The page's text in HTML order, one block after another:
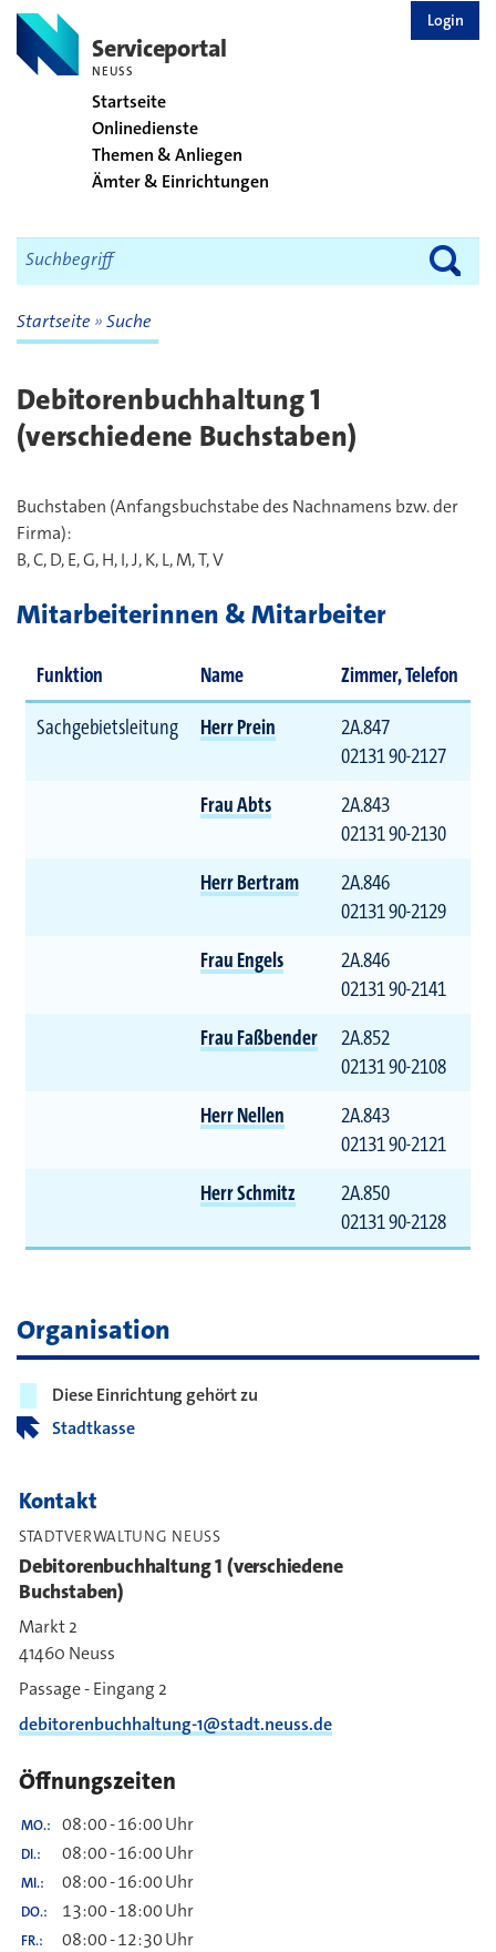
Serviceportal
NEUSS
Startseite
Onlinedienste
Themen & Anliegen
Ämter & Einrichtungen
Login
Startseite Suche
Debitorenbuchhaltung 1
(verschiedene Buchstaben)
Buchstaben (Anfangsbuchstabe des Nachnamens bzw. der
Firma):
B, C, D, E, G, H, I, J, K, L, M, T, V
Mitarbeiterinnen & Mitarbeiter
Funktion Name
Zimmer, Telefon
Sachgebietsleitung
Herr Prein
2A.847
02131 90-2127
Frau Abts
2A.843
02131 90-2130
Herr Bertram
2A.846
02131 90-2129
Frau Engels
2A.846
02131 90-2141
Frau Faßbender
2A.852
02131 90-2108
Herr Nellen
2A.843
02131 90-2121
Herr Schmitz
2A.850
02131 90-2128
Organisation
Diese Einrichtung gehört zu
Stadtkasse
Kontakt
STADTVERWALTUNG NEUSS
Debitorenbuchhaltung 1 (verschiedene
Buchstaben)
Markt 2
41460 Neuss
Passage - Eingang 2
debitorenbuchhaltung-1@stadt.neuss.de
Öffnungszeiten
MO. 08:00-16:00Uhr
DI. 08:00-16:00Uhr
MI. 08:00-16:00Uhr
DO. 13:00-18:00Uhr
FR. 08:00-12:30Uhr